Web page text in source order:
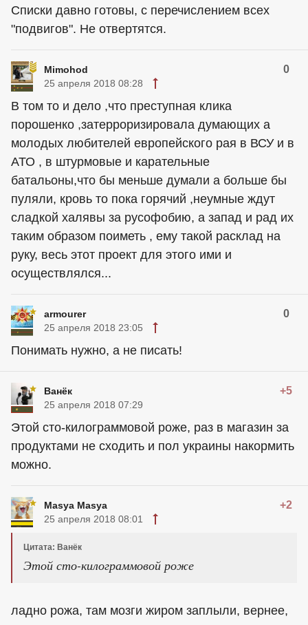
Списки давно готовы, с перечислением всех
"подвигов". Не отвертятся.
Mimohod 0
25 апреля 2018 08:28
В том то и дело ,что преступная клика
порошенко ,затерроризировала думающих а
молодых любителей европейского рая в ВСУ и в
АТО , в штурмовые и карательные
батальоны,что бы меньше думали а больше бы
пуляли, кровь то пока горячий ,неумные ждут
сладкой халявы за русофобию, а запад и рад их
таким образом поиметь , ему такой расклад на
руку, весь этот проект для этого ими и
осуществлялся...
armourer 0
25 апреля 2018 23:05
Понимать нужно, а не писать!
Ванёк +5
25 апреля 2018 07:29
Этой сто-килограммовой роже, раз в магазин за
продуктами не сходить и пол украины накормить
можно.
Masya Masya +2
25 апреля 2018 08:01
Цитата: Ванёк
Этой сто-килограммовой роже
ладно рожа, там мозги жиром заплыли, вернее,